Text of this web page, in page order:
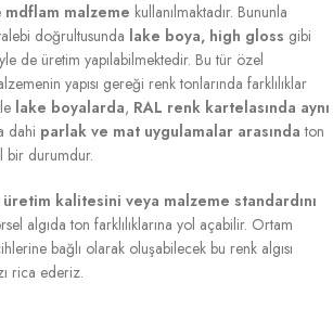
mdflam malzeme kullanılmaktadır. Bununla
doğrultusunda lake boya, high gloss gibi
de üretim yapılabilmektedir. Bu tür özel
yapısı gereği renk tonlarında farklılıklar
lake boyalarda, RAL renk kartelasında aynı
dahi parlak ve mat uygulamalar arasında ton
bir durumdur.
üretim kalitesini veya malzeme standardını
algıda ton farklılıklarına yol açabilir. Ortam
bağlı olarak oluşabilecek bu renk algısı
rica ederiz.